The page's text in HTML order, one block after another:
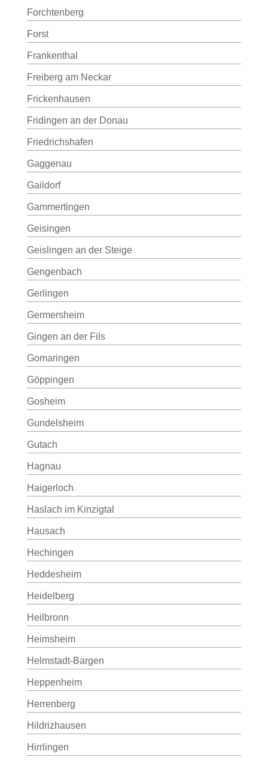
Forchtenberg
Forst
Frankenthal
Freiberg am Neckar
Frickenhausen
Fridingen an der Donau
Friedrichshafen
Gaggenau
Gaildorf
Gammertingen
Geisingen
Geislingen an der Steige
Gengenbach
Gerlingen
Germersheim
Gingen an der Fils
Gomaringen
Göppingen
Gosheim
Gundelsheim
Gutach
Hagnau
Haigerloch
Haslach im Kinzigtal
Hausach
Hechingen
Heddesheim
Heidelberg
Heilbronn
Heimsheim
Helmstadt-Bargen
Heppenheim
Herrenberg
Hildrizhausen
Hirrlingen